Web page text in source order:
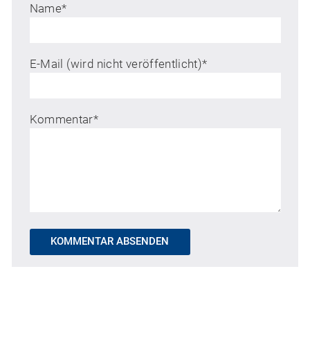
Name*
E-Mail (wird nicht veröffentlicht)*
Kommentar*
KOMMENTAR ABSENDEN